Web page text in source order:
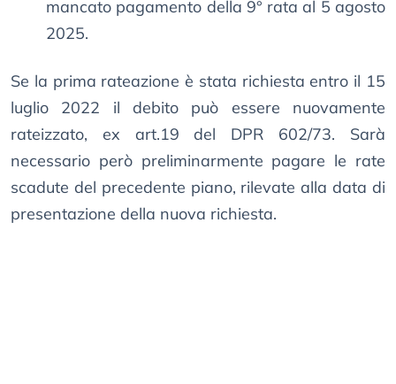
mancato pagamento della 9° rata al 5 agosto
2025.
Se la prima rateazione è stata richiesta entro il 15
luglio 2022 il debito può essere nuovamente
rateizzato, ex art.19 del DPR 602/73. Sarà
necessario però preliminarmente pagare le rate
scadute del precedente piano, rilevate alla data di
presentazione della nuova richiesta.